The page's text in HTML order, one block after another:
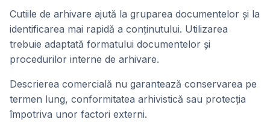
Cutiile de arhivare ajută la gruparea documentelor și la
identificarea mai rapidă a conținutului. Utilizarea
trebuie adaptată formatului documentelor și
procedurilor interne de arhivare.
Descrierea comercială nu garantează conservarea pe
termen lung, conformitatea arhivistică sau protecția
împotriva unor factori externi.